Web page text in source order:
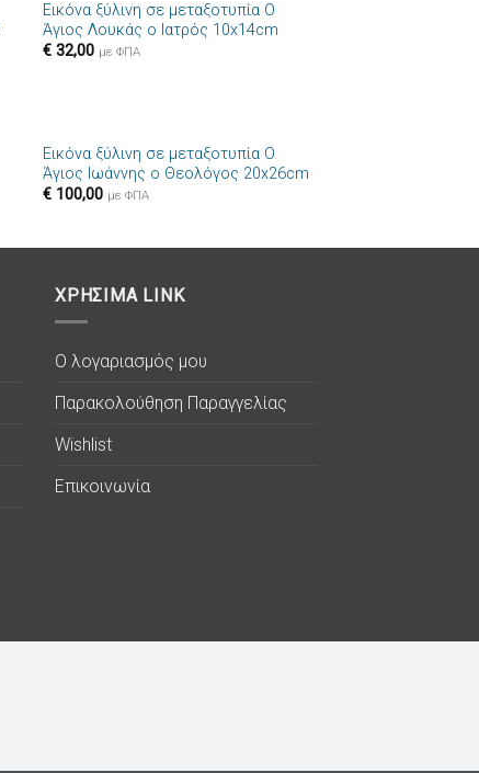
Πρόσθήκη
στην λίστα
Εικόνα ξύλινη σε μεταξοτυπία Ο
Άγιος Λουκάς ο Ιατρός 10x14cm
€32,00 με ΦΠΑ
Πρόσθήκη
στην λίστα
Εικόνα ξύλινη σε μεταξοτυπία Ο
Άγιος Ιωάννης ο Θεολόγος 20x26cm
€100,00 με ΦΠΑ
ΧΡΗΣΙΜΑ LINK
Ο λογαριασμός μου
Παρακολούθηση Παραγγελίας
Wishlist
Επικοινωνία